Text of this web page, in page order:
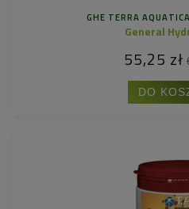
GHE TERRA
General
55,25 zł
DO